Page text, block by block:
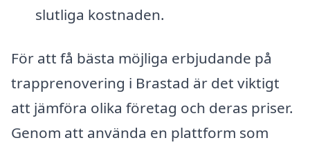
slutliga kostnaden.
För att få bästa möjliga erbjudande på
trapprenovering i Brastad är det viktigt
att jämföra olika företag och deras priser.
Genom att använda en plattform som